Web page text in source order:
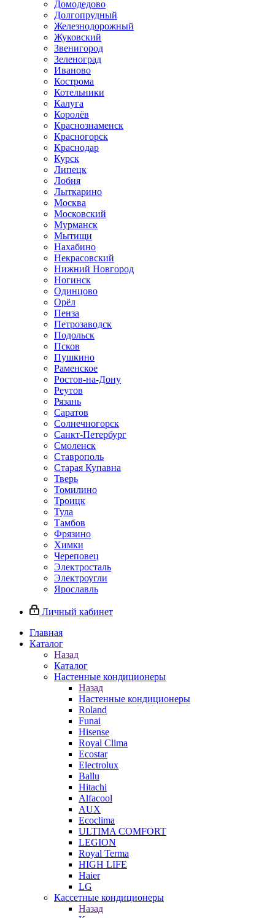
Домодедово
Долгопрудный
Железнодорожный
Жуковский
Звенигород
Зеленоград
Иваново
Кострома
Котельники
Калуга
Королёв
Краснознаменск
Красногорск
Краснодар
Курск
Липецк
Лобня
Лыткарино
Москва
Московский
Мурманск
Мытищи
Нахабино
Некрасовский
Нижний Новгород
Ногинск
Одинцово
Орёл
Пенза
Петрозаводск
Подольск
Псков
Пушкино
Раменское
Ростов-на-Дону
Реутов
Рязань
Саратов
Солнечногорск
Санкт-Петербург
Смоленск
Ставрополь
Старая Купавна
Тверь
Томилино
Троицк
Тула
Тамбов
Фрязино
Химки
Череповец
Электросталь
Электроугли
Ярославль
Личный кабинет
Главная
Каталог
Назад
Каталог
Настенные кондиционеры
Назад
Настенные кондиционеры
Roland
Funai
Hisense
Royal Clima
Ecostar
Electrolux
Ballu
Hitachi
Alfacool
AUX
Ecoclima
ULTIMA COMFORT
LEGION
Royal Terma
HIGH LIFE
Haier
LG
Кассетные кондиционеры
Назад